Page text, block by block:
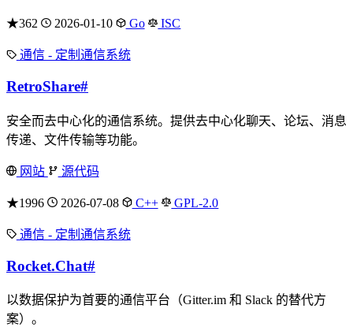
★362 2026-01-10 Go ISC
通信 - 定制通信系统
RetroShare#
安全而去中心化的通信系统。提供去中心化聊天、论坛、消息
传递、文件传输等功能。
网站 源代码
★1996 2026-07-08 C++ GPL-2.0
通信 - 定制通信系统
Rocket.Chat#
以数据保护为首要的通信平台（Gitter.im 和 Slack 的替代方
案）。